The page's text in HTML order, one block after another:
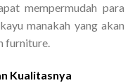
mempermudah para
manakah yang akan
furniture.
Kualitasnya